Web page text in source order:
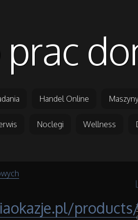
prac
Handel Online
Noclegi Wellness